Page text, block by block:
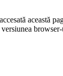
această